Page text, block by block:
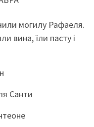
могилу Рафаеля.
вина, їли пасту і